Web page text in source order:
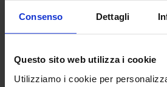
Consenso Dettagli
Questo sito web utilizza i cookie
Utilizziamo i cookie per
ANCA ITALIA
Padiglione:Pad.